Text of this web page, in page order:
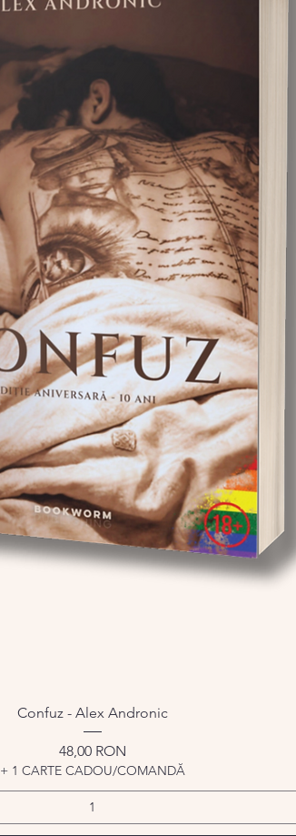
Afișare rapidă
Confuz - Alex Andronic
Preț
48,00 RON
+ 1 CARTE CADOU/COMANDĂ